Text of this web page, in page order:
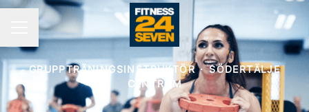
KARRIÄRMENY
GRUPPTRÄNINGSINSTRUKTÖR · SÖDERTÄLJE
CENTRUM